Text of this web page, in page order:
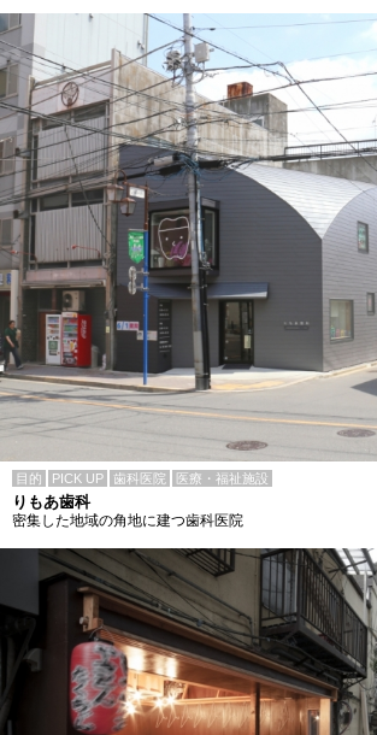
目的 PICK UP 歯科医院 医療・福祉施設
りもあ歯科
密集した地域の角地に建つ歯科医院